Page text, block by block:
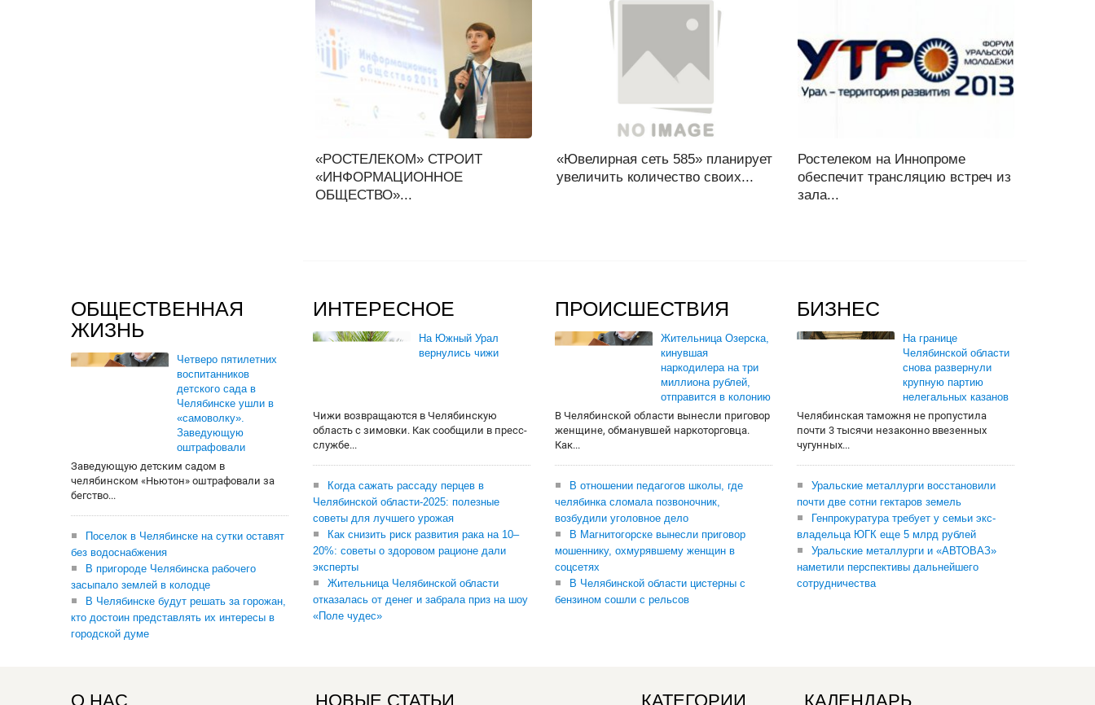
«РОСТЕЛЕКОМ» СТРОИТ
«ИНФОРМАЦИОННОЕ
ОБЩЕСТВО»...
«Ювелирная сеть 585» планирует
увеличить количество своих...
Ростелеком на Иннопроме
обеспечит трансляцию встреч из
зала...
ОБЩЕСТВЕННАЯ
ЖИЗНЬ
Четверо пятилетних
воспитанников
детского сада в
Челябинске ушли в
«самоволку».
Заведующую
оштрафовали
Заведующую детским садом в
челябинском «Ньютон» оштрафовали за
бегство...
Поселок в Челябинске на сутки оставят
без водоснабжения
В пригороде Челябинска рабочего
засыпало землей в колодце
В Челябинске будут решать за горожан,
кто достоин представлять их интересы в
городской думе
ИНТЕРЕСНОЕ
На Южный Урал
вернулись чижи
Чижи возвращаются в Челябинскую
область с зимовки. Как сообщили в пресс-
службе...
Когда сажать рассаду перцев в
Челябинской области-2025: полезные
советы для лучшего урожая
Как снизить риск развития рака на 10–
20%: советы о здоровом рационе дали
эксперты
Жительница Челябинской области
отказалась от денег и забрала приз на шоу
«Поле чудес»
ПРОИСШЕСТВИЯ
Жительница Озерска,
кинувшая
наркодилера на три
миллиона рублей,
отправится в колонию
В Челябинской области вынесли приговор
женщине, обманувшей наркоторговца.
Как...
В отношении педагогов школы, где
челябинка сломала позвоночник,
возбудили уголовное дело
В Магнитогорске вынесли приговор
мошеннику, охмурявшему женщин в
соцсетях
В Челябинской области цистерны с
бензином сошли с рельсов
БИЗНЕС
На границе
Челябинской области
снова развернули
крупную партию
нелегальных казанов
Челябинская таможня не пропустила
почти 3 тысячи незаконно ввезенных
чугунных...
Уральские металлурги восстановили
почти две сотни гектаров земель
Генпрокуратура требует у семьи экс-
владельца ЮГК еще 5 млрд рублей
Уральские металлурги и «АВТОВАЗ»
наметили перспективы дальнейшего
сотрудничества
О НАС НОВЫЕ СТАТЬИ КАТЕГОРИИ КАЛЕНДАРЬ